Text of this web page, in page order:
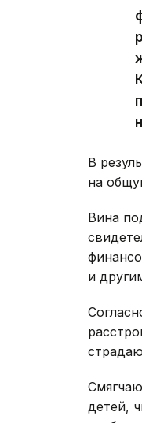
В
на
Вина
и
детей,